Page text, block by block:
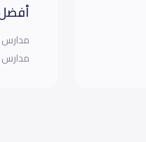
مدارس
مدارس